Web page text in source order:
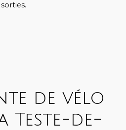
de vélo
Teste-de-